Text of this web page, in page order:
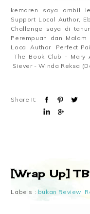
kemaren saya ambil
Support Local Author,
Challenge saya di
Perempuan dan Malam
Local Author Perfect
The Book Club - Mary
Siever - Winda Reksa
Share It:
[Wrap Up]
Labels : bukan Review,